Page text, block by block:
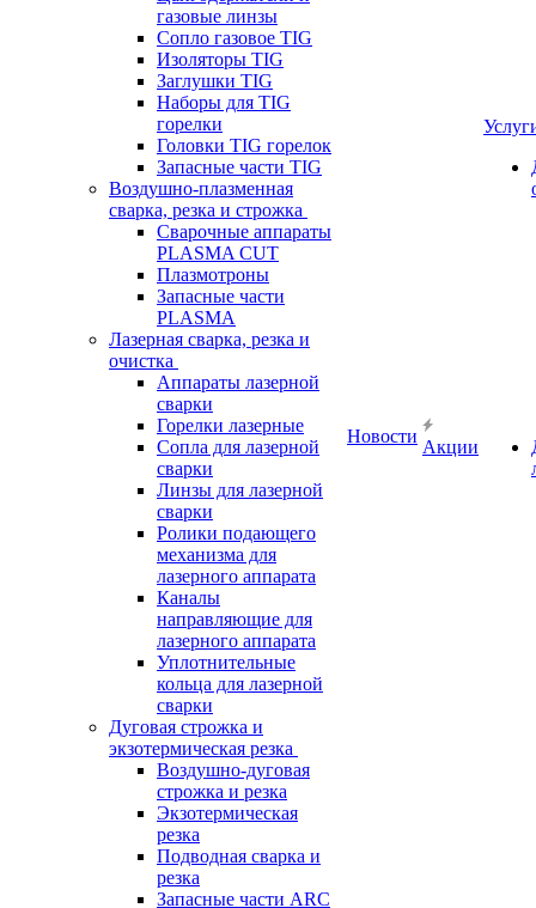
газовые линзы
Сопло газовое TIG
Изоляторы TIG
Заглушки TIG
Наборы для TIG
горелки
Головки TIG горелок
Запасные части TIG
Воздушно-плазменная
сварка, резка и строжка
Сварочные аппараты
PLASMA CUT
Плазмотроны
Запасные части
PLASMA
Лазерная сварка, резка и
очистка
Аппараты лазерной
сварки
Горелки лазерные
Сопла для лазерной
сварки
Линзы для лазерной
сварки
Ролики подающего
механизма для
лазерного аппарата
Каналы
направляющие для
лазерного аппарата
Уплотнительные
кольца для лазерной
сварки
Дуговая строжка и
экзотермическая резка
Воздушно-дуговая
строжка и резка
Экзотермическая
резка
Подводная сварка и
резка
Запасные части ARC
Новости
Акции